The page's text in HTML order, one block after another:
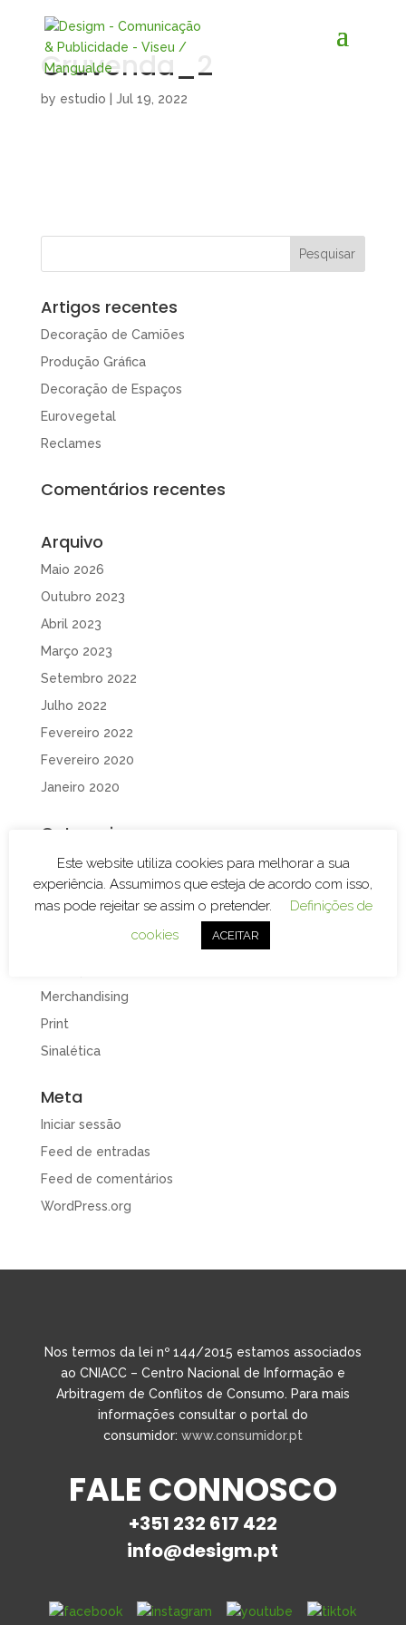
Gruvenda_2
by estudio Jul 19, 2022
Artigos recentes
Decoração de Camiões
Produção Gráfica
Decoração de Espaços
Eurovegetal
Reclames
Comentários recentes
Arquivo
Maio 2026
Outubro 2023
Abril 2023
Março 2023
Setembro 2022
Julho 2022
Fevereiro 2022
Fevereiro 2020
Janeiro 2020
Categorias
Branding
Decoração de Espaços
Decoração de Viaturas
Design e Publicidade
Merchandising
Print
Sinalética
Meta
Iniciar sessão
Feed de entradas
Feed de comentários
WordPress.org
Nos termos da lei nº 144/2015 estamos associados
ao CNIACC – Centro Nacional de Informação e
Arbitragem de Conflitos de Consumo. Para mais
informações consultar o portal do
consumidor: www.consumidor.pt
FALE CONNOSCO
+351 232 617 422
info@desigm.pt
Este website utiliza cookies para melhorar a sua
experiência. Assumimos que esteja de acordo com isso,
mas pode rejeitar se assim o pretender.
Definições de
cookies
ACEITAR